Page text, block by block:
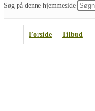
Søg på denne hjemmeside
Forside Tilbud